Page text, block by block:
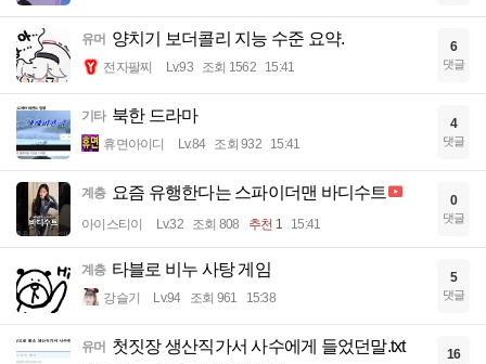
유머 양치기 보더콜리 지능 수준 요약.
전자팔찌 Lv.93 조회 1562 15:41
6
댓글
기타 북한 드라마
휴면아이디 Lv.84 조회 932 15:41
4
댓글
계층 요즘 유행한다는 스파이더맨 바디수트
아이스티이 Lv.32 조회 808 추천 1 15:41
0
댓글
계층 타블로 비누 사탕 게임
강슬기 Lv.94 조회 961 15:38
5
댓글
유머 첫짓장 생산직가서 사수에게 들었던말.txt 16